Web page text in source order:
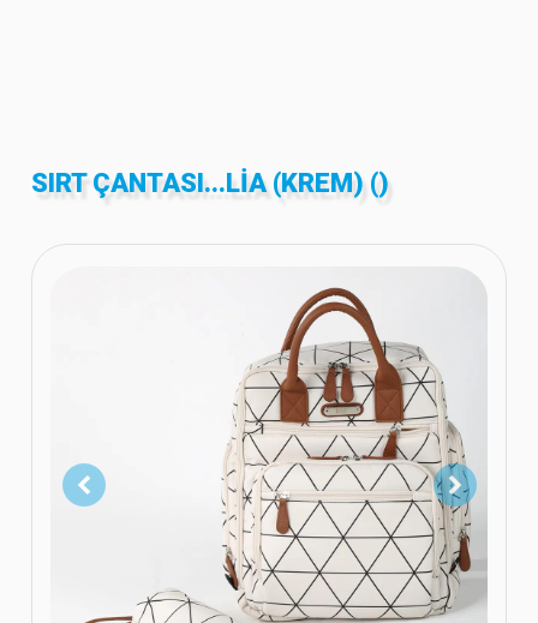
SIRT ÇANTASI...LIA (KREM) ()